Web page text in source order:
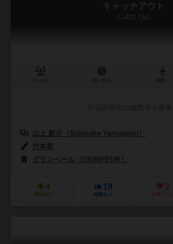
キャッチアウト
Catch Out
山上 新介（Shinsuke Yamagami）
竹本泉
グランペール（GRIMPEUR）
4
興味あり
19
経験あり
2
お気に入り